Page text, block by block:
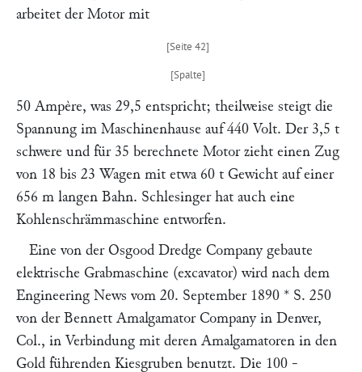
arbeitet der Motor mit
50 Ampère, was 29,5 entspricht; theilweise steigt die
Spannung im Maschinenhause auf 440 Volt. Der 3,5 t
schwere und für 35 berechnete Motor zieht einen Zug
von 18 bis 23 Wagen mit etwa 60 t Gewicht auf einer
656 m langen Bahn. Schlesingerhat auch eine
Kohlenschrämmaschine entworfen.
Eine von der Osgood Dredge Companygebaute
elektrische Grabmaschine (excavator) wird nach dem
Engineering News vom 20. September 1890 * S. 250
von der Bennett Amalgamator Companyin Denver,
Col., in Verbindung mit deren Amalgamatoren in den
Gold führenden Kiesgruben benutzt. Die 100 -